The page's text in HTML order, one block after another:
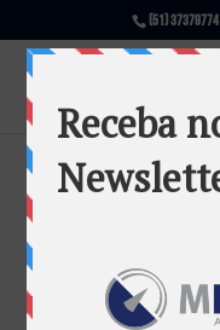
(51) 37379774